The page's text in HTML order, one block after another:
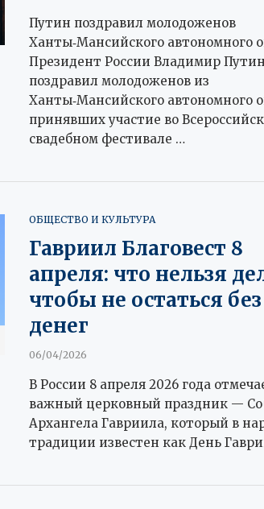
Путин поздравил молодоженов
Ханты‑Мансийского автономного
Президент России Владимир Путин
поздравил молодоженов из
Ханты‑Мансийского автономного
принявших участие во
свадебном фестивале …
ОБЩЕСТВО И КУЛЬТУРА
Гавриил Благовест 8
апреля: что нельзя
чтобы не остаться без
денег
06/04/2026
В России 8 апреля 2026 года
важный церковный праздник —
Архангела Гавриила, который в
традиции известен как День